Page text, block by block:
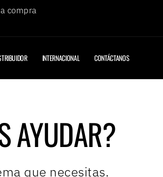
GRATIS( MAYORES A $130.000)
INTERNACIONAL CONTÁCTANOS
AYUDAR?
que necesitas.